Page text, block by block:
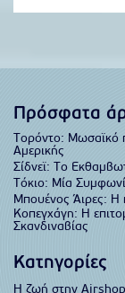
Πρόσφατα
Τορόντο: Μωσαϊκό
Αμερικής
Σίδνεϊ: Το
Τόκιο: Μία
Μπουένος Άιρες: Η
Κοπεγχάγη: Η
Σκανδιναβίας
Kατηγορίες
Η ζωή στην